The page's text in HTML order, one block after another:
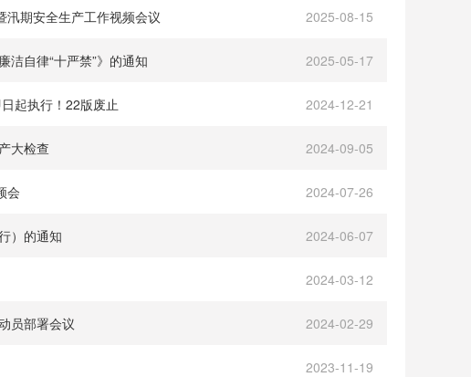
汛期安全生产工作视频会议 2025-08-15
洁自律“十严禁”》的通知 2025-05-17
起执行！22版废止 2024-12-21
大检查 2024-09-05
会 2024-07-26
）的通知 2024-06-07
2024-03-12
员部署会议 2024-02-29
2023-11-19